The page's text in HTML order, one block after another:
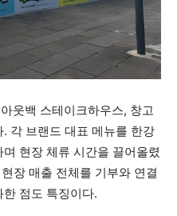
아웃백 스테이크하우스, 창고
각 브랜드 대표 메뉴를 한강
현장 체류 시간을 끌어올렸
장 매출 전체를 기부와 연결
점도 특징이다.